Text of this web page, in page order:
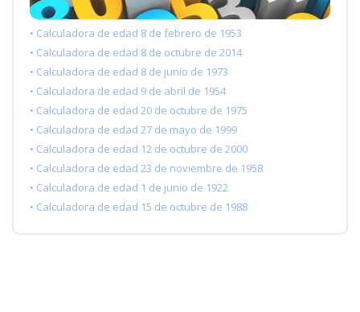
• Calculadora de edad 8 de febrero de 1953
• Calculadora de edad 8 de octubre de 2014
• Calculadora de edad 8 de junio de 1973
• Calculadora de edad 9 de abril de 1954
• Calculadora de edad 20 de octubre de 1975
• Calculadora de edad 27 de mayo de 1999
• Calculadora de edad 12 de octubre de 2000
• Calculadora de edad 23 de noviembre de 1958
• Calculadora de edad 1 de junio de 1922
• Calculadora de edad 15 de octubre de 1988